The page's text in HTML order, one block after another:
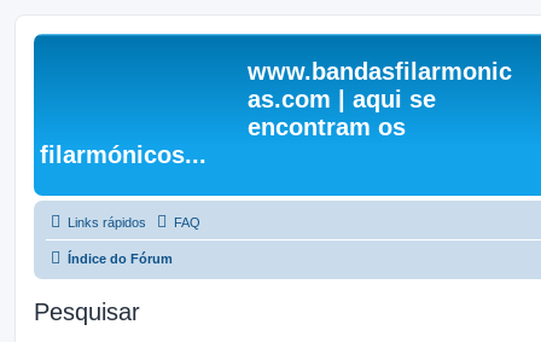
www.bandasfilarmonic
as.com | aqui se
encontram os
filarmónicos...
Links rápidos FAQ
Índice do Fórum
Pesquisar